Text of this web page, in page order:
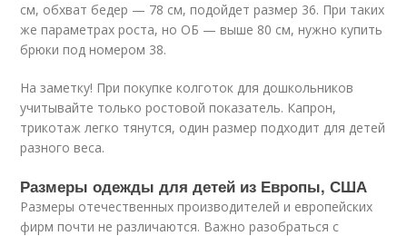
см, обхват бедер — 78 см, подойдет размер 36. При таких
же параметрах роста, но ОБ — выше 80 см, нужно купить
брюки под номером 38.
На заметку! При покупке колготок для дошкольников
учитывайте только ростовой показатель. Капрон,
трикотаж легко тянутся, один размер подходит для детей
разного веса.
Размеры одежды для детей из Европы, США
Размеры отечественных производителей и европейских
фирм почти не различаются. Важно разобраться с